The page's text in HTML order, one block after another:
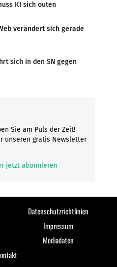
KI sich outen
verändert sich gerade
sich in den SN gegen
Sie am Puls der Zeit!
unseren gratis Newsletter
jetzt abonnieren
Datenschutzrichtlinien
Impressum
Mediadaten